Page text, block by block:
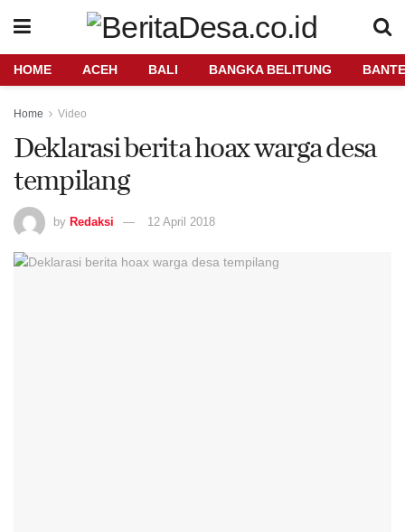
HOME ACEH BALI BANGKA BELITUNG
Home Video
Deklarasi berita hoax warga desa
tempilang
by Redaksi 12 April 2018